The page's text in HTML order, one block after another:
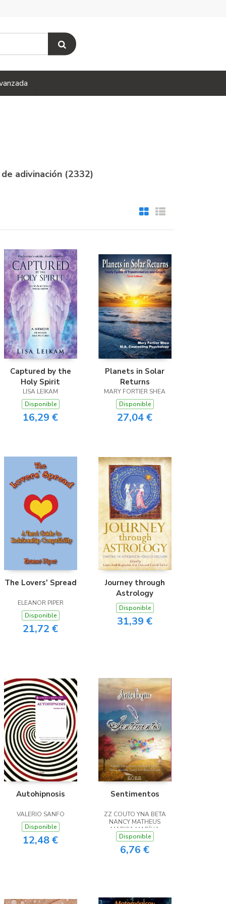
adivinación (2332)
Captured by the
Holy Spirit
LISA LEIKAM
Disponible
16,29 €
Planets in Solar
Returns
MARY FORTIER SHEA
Disponible
27,04 €
The Lovers' Spread
ELEANOR PIPER
Disponible
21,72 €
Journey through
Astrology
Disponible
31,39 €
Autohipnosis
VALERIO SANFO
Disponible
12,48 €
Sentimentos
ZZ COUTO YNA BETA
NANCY MATHEUS
MARISA MARÍLIA
MARILDA JOSEANI
JESUSA GLÁUCIA
Disponible
6,76 €